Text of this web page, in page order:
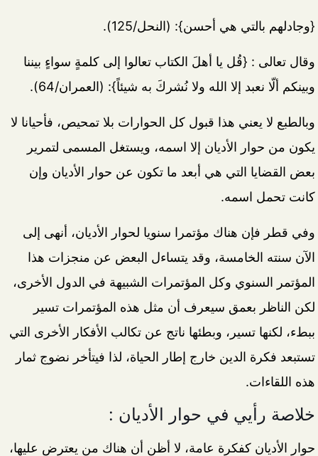
{وجادلهم بالتي هي أحسن}: (النحل/125).
وقال تعالى : {قُل يا أهلَ الكتاب تعالوا إلى كلمةٍ سواءٍ بيننا
وبينكم ألّا نعبد إلا الله ولا نُشركَ به شيئاً}: (العمران/64).
وبالطبع لا يعني هذا قبول كل الحوارات بلا تمحيص، فأحيانا لا
يكون من حوار الأديان إلا اسمه، ويستغل المسمى لتمرير
بعض القضايا التي هي أبعد ما تكون عن حوار الأديان وإن
كانت تحمل اسمه.
وفي قطر فإن هناك مؤتمرا سنويا لحوار الأديان، أنهى إلى
الآن سنته الخامسة، وقد يتساءل البعض عن منجزات هذا
المؤتمر السنوي وكل المؤتمرات الشبيهة في الدول الأخرى،
لكن الناظر بعمق سيعرف أن مثل هذه المؤتمرات تسير
ببطء، لكنها تسير، وبطئها ناتج عن تكالب الأفكار الأخرى التي
تستبعد فكرة الدين خارج إطار الحياة، لذا فيتأخر نضوج ثمار
هذه اللقاءات.
خلاصة رأيي في حوار الأديان :
حوار الأديان كفكرة عامة، لا أظن أن هناك من يعترض عليها،